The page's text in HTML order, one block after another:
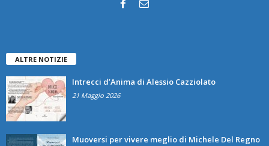
ALTRE NOTIZIE
Intrecci d’Anima di Alessio Cazziolato
21 Maggio 2026
Muoversi per vivere meglio di Michele Del Regno